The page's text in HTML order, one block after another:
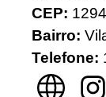
CEP:
Bairro:
Telefone: